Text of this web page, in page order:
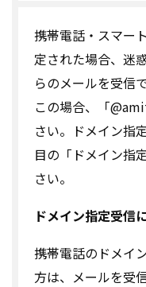
携帯電話・スマー
定された場合、迷
らのメールを受信
この場合、「
さい。ドメイン指
目の「ドメイン指
さい。
ドメイン指定受信
携帯電話のドメイ
方は、メールを受